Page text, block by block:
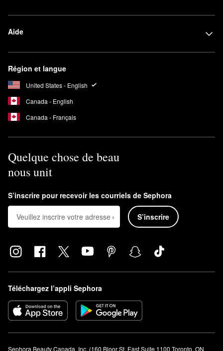
Aide
Région et langue
United States - English
Canada - English
Canada - Français
Quelque chose de beau
nous unit
S’inscrire pour recevoir les courriels de Sephora
S’inscrire
Téléchargez l’appli Sephora
Sephora Beauty Canada, Inc. (160 Bloor St. East Suite 1100 Toronto, ON